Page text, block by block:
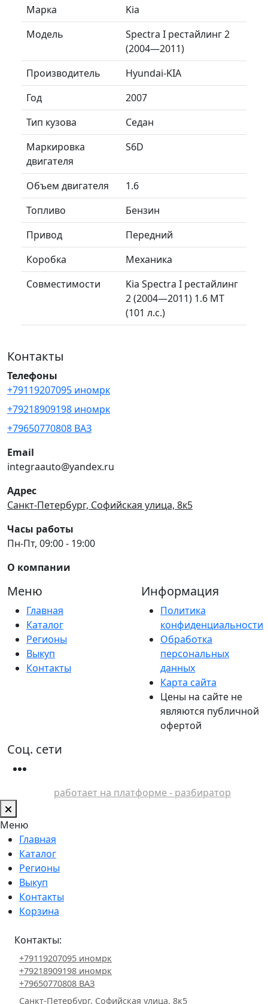
Марка
Kia
Модель
Spectra I рестайлинг 2
(2004—2011)
Производитель
Hyundai-KIA
Год
2007
Тип кузова
Седан
Маркировка
двигателя
S6D
Объем двигателя
1.6
Топливо
Бензин
Привод
Передний
Коробка
Механика
Совместимости
Kia Spectra I рестайлинг
2 (2004—2011) 1.6 MT
(101 л.с.)
Контакты
Телефоны
+79119207095 иномрк
+79218909198 иномрк
+79650770808 ВАЗ
Email
integraauto@yandex.ru
Адрес
Санкт-Петербург, Софийская улица, 8к5
Часы работы
Пн-Пт, 09:00 - 19:00
О компании
Меню
Главная
Каталог
Регионы
Выкуп
Контакты
Информация
Политика
конфиденциальности
Обработка
персональных
данных
Карта сайта
Цены на сайте не
являются публичной
офертой
Соц. сети
работает на платформе - разбиратор
Меню
Главная
Каталог
Регионы
Выкуп
Контакты
Корзина
Контакты:
+79119207095 иномрк
+79218909198 иномрк
+79650770808 ВАЗ
Санкт-Петербург, Софийская улица, 8к5